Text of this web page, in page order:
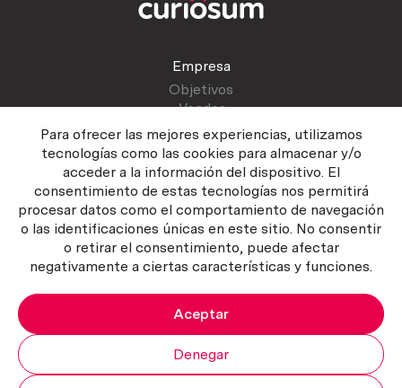
Para ofrecer las mejores experiencias, utilizamos
tecnologías como las cookies para almacenar y/o
acceder a la información del dispositivo. El
consentimiento de estas tecnologías nos permitirá
procesar datos como el comportamiento de navegación
o las identificaciones únicas en este sitio. No consentir
o retirar el consentimiento, puede afectar
negativamente a ciertas características y funciones.
Aceptar
Denegar
Empresa
Objetivos
Vender
Atención al cliente
Contactar
Manual del vendedor
Política del servicio
Política de Cookies
Copyright ©2026 Curiosum S.L. Todos los derechos reservados.